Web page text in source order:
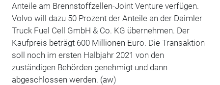
Anteile am Brennstoffzellen-Joint Venture verfügen.
Volvo will dazu 50 Prozent der Anteile an der Daimler
Truck Fuel Cell GmbH & Co. KG übernehmen. Der
Kaufpreis beträgt 600 Millionen Euro. Die Transaktion
soll noch im ersten Halbjahr 2021 von den
zuständigen Behörden genehmigt und dann
abgeschlossen werden. (aw)